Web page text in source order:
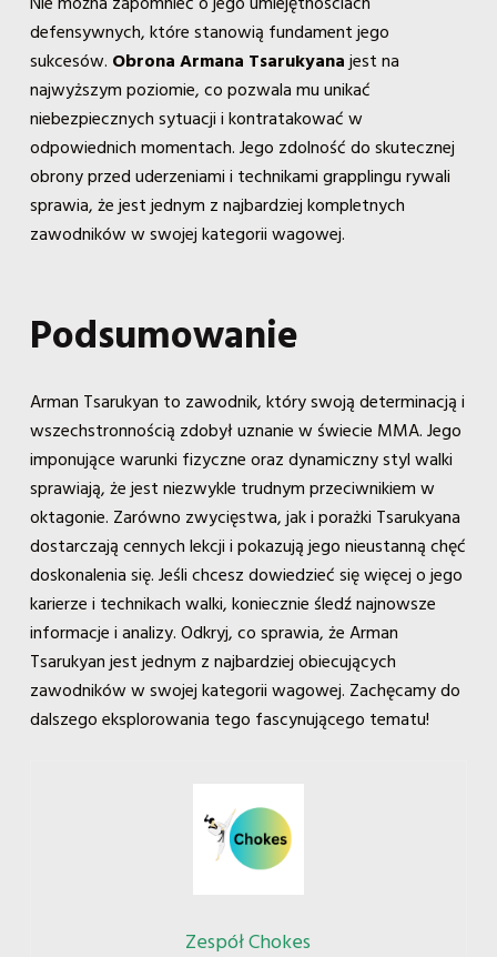
defensywnych, które stanowią fundament jego
sukcesów. Obrona Armana Tsarukyana jest na
najwyższym poziomie, co pozwala mu unikać
niebezpiecznych sytuacji i kontratakować w
odpowiednich momentach. Jego zdolność do skutecznej
obrony przed uderzeniami i technikami grapplingu rywali
sprawia, że jest jednym z najbardziej kompletnych
zawodników w swojej kategorii wagowej.
Podsumowanie
Arman Tsarukyan to zawodnik, który swoją determinacją i
wszechstronnością zdobył uznanie w świecie MMA. Jego
imponujące warunki fizyczne oraz dynamiczny styl walki
sprawiają, że jest niezwykle trudnym przeciwnikiem w
oktagonie. Zarówno zwycięstwa, jak i porażki Tsarukyana
dostarczają cennych lekcji i pokazują jego nieustanną chęć
doskonalenia się. Jeśli chcesz dowiedzieć się więcej o jego
karierze i technikach walki, koniecznie śledź najnowsze
informacje i analizy. Odkryj, co sprawia, że Arman
Tsarukyan jest jednym z najbardziej obiecujących
zawodników w swojej kategorii wagowej. Zachęcamy do
dalszego eksplorowania tego fascynującego tematu!
Zespół Chokes